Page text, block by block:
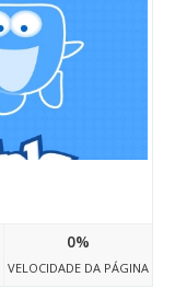
0%
VELOCIDADE DA PÁGINA